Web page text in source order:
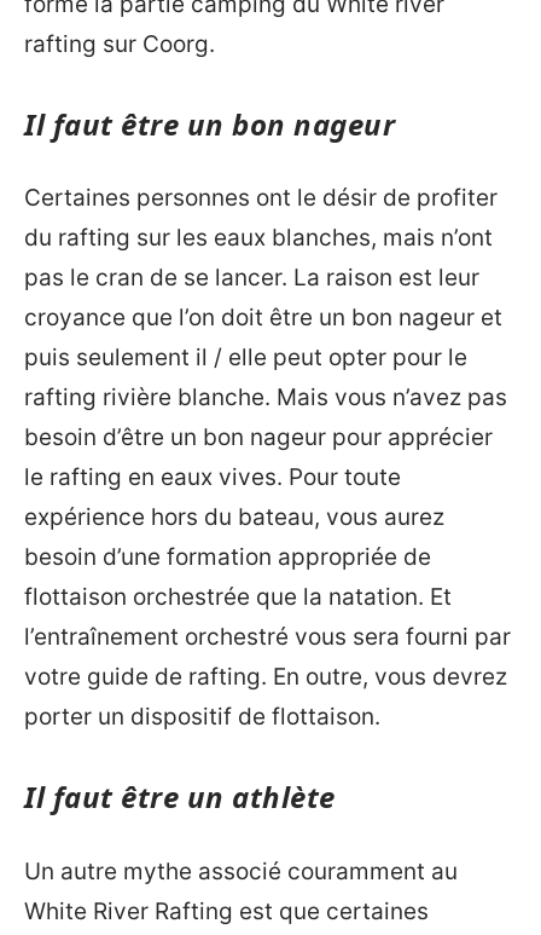
rafting sur Coorg.
Il faut être un bon nageur
Certaines personnes ont le désir de profiter
du rafting sur les eaux blanches, mais n’ont
pas le cran de se lancer. La raison est leur
croyance que l’on doit être un bon nageur et
puis seulement il / elle peut opter pour le
rafting rivière blanche. Mais vous n’avez pas
besoin d’être un bon nageur pour apprécier
le rafting en eaux vives. Pour toute
expérience hors du bateau, vous aurez
besoin d’une formation appropriée de
flottaison orchestrée que la natation. Et
l’entraînement orchestré vous sera fourni par
votre guide de rafting. En outre, vous devrez
porter un dispositif de flottaison.
Il faut être un athlète
Un autre mythe associé couramment au
White River Rafting est que certaines